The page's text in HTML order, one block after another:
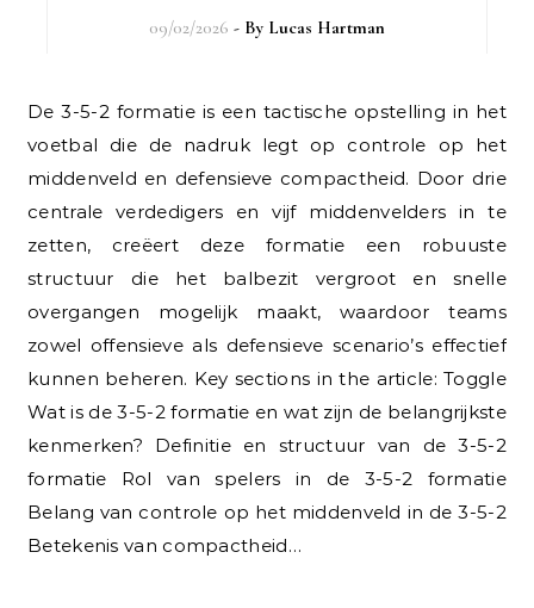
09/02/2026 - By Lucas Hartman
De 3-5-2 formatie is een tactische opstelling in het
voetbal die de nadruk legt op controle op het
middenveld en defensieve compactheid. Door drie
centrale verdedigers en vijf middenvelders in te
zetten, creëert deze formatie een robuuste
structuur die het balbezit vergroot en snelle
overgangen mogelijk maakt, waardoor teams
zowel offensieve als defensieve scenario’s effectief
kunnen beheren. Key sections in the article: Toggle
Wat is de 3-5-2 formatie en wat zijn de belangrijkste
kenmerken? Definitie en structuur van de 3-5-2
formatie Rol van spelers in de 3-5-2 formatie
Belang van controle op het middenveld in de 3-5-2
Betekenis van compactheid…